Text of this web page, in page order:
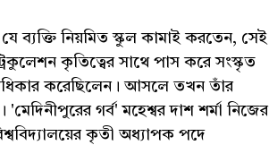
ব্যক্তি নিয়মিত স্কুল কামাই করতেন, সেই
কৃতিত্বের সাথে পাস করে সংস্কৃত
অধিকার করেছিলেন। আসলে তখন তাঁর
গর্ব' মহেশ্বর দাশ শর্মা নিজের
কৃতী অধ্যাপক পদে